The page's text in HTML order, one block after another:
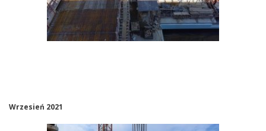
Wrzesień 2021